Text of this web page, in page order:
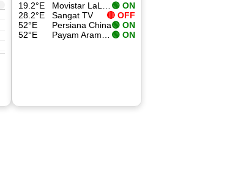
19.2°E
🟢 ON
28.2°E
Sangat TV
🔴 OFF
52°E
Persiana China🟢 ON
52°E
🟢 ON